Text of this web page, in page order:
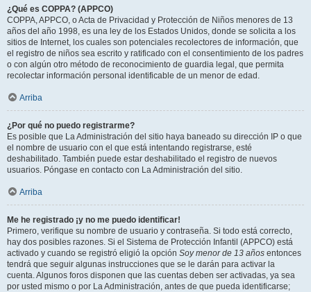
¿Qué es COPPA? (APPCO)
COPPA, APPCO, o Acta de Privacidad y Protección de Niños menores de 13
años del año 1998, es una ley de los Estados Unidos, donde se solicita a los
sitios de Internet, los cuales son potenciales recolectores de información, que
el registro de niños sea escrito y ratificado con el consentimiento de los padres
o con algún otro método de reconocimiento de guardia legal, que permita
recolectar información personal identificable de un menor de edad.
Arriba
¿Por qué no puedo registrarme?
Es posible que La Administración del sitio haya baneado su dirección IP o que
el nombre de usuario con el que está intentando registrarse, esté
deshabilitado. También puede estar deshabilitado el registro de nuevos
usuarios. Póngase en contacto con La Administración del sitio.
Arriba
Me he registrado ¡y no me puedo identificar!
Primero, verifique su nombre de usuario y contraseña. Si todo está correcto,
hay dos posibles razones. Si el Sistema de Protección Infantil (APPCO) está
activado y cuando se registró eligió la opción Soy menor de 13 años entonces
tendrá que seguir algunas instrucciones que se le darán para activar la
cuenta. Algunos foros disponen que las cuentas deben ser activadas, ya sea
por usted mismo o por La Administración, antes de que pueda identificarse;